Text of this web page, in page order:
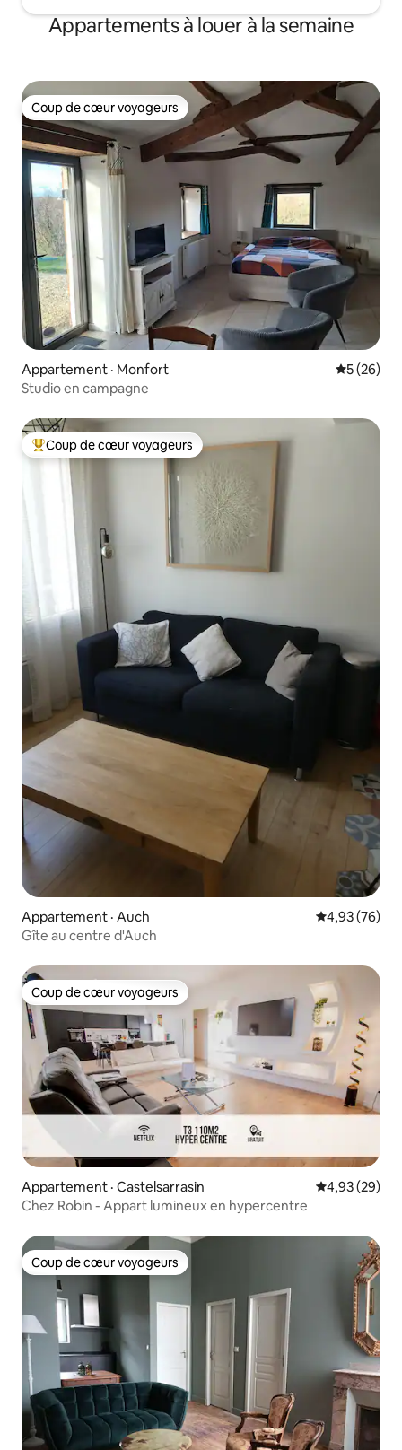
Appartements à louer à la semaine
Coup de cœur voyageurs
Coup de cœur voyageurs
Appartement · Monfort Note
5 (26)
Studio en campagne
Coup de cœur voyageurs parmi les plus aimés
Coup de cœur voyageurs
Appartement · Auch Note
4,93 (76)
Gîte au centre d'Auch
Coup de cœur voyageurs
Coup de cœur voyageurs
Appartement · Castelsarrasin Note
4,93 (29)
Chez Robin - Appart lumineux en hypercentre
Coup de cœur voyageurs
Coup de cœur voyageurs